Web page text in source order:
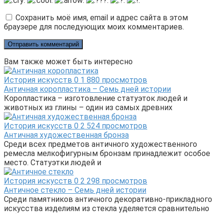
Сохранить моё имя, email и адрес сайта в этом
браузере для последующих моих комментариев.
Вам также может быть интересно
История искусств 0 1 880 просмотров
Античная коропластика – Семь дней истории
Коропластика – изготовление статуэток людей и
животных из глины – один из самых древних
История искусств 0 2 524 просмотров
Античная художественная бронза
Среди всех предметов античного художественного
ремесла мелкофигурным бронзам принадлежит особое
место. Статуэтки людей и
История искусств 0 2 298 просмотров
Античное стекло – Семь дней истории
Среди памятников античного декоративно-прикладного
искусства изделиям из стекла уделяется сравнительно